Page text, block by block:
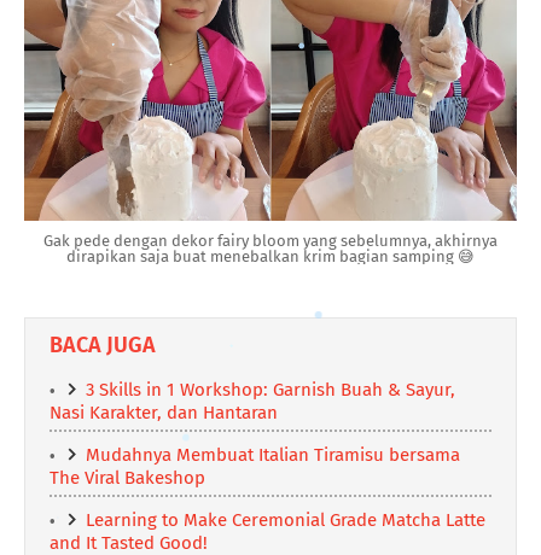
Gak pede dengan dekor fairy bloom yang sebelumnya, akhirnya
dirapikan saja buat menebalkan krim bagian samping 😅
BACA JUGA
3 Skills in 1 Workshop: Garnish Buah & Sayur,
Nasi Karakter, dan Hantaran
Mudahnya Membuat Italian Tiramisu bersama
The Viral Bakeshop
Learning to Make Ceremonial Grade Matcha Latte
and It Tasted Good!